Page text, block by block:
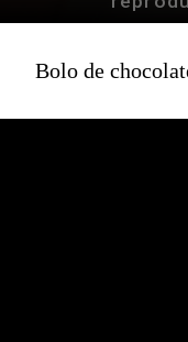
Bolo de